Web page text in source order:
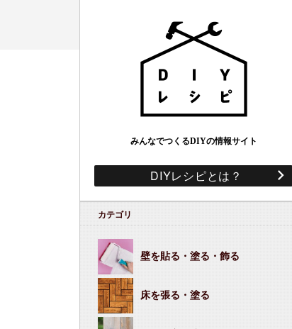
みんなでつくるDIYの情報サイト
DIYレシピとは？
カテゴリ
壁を貼る・塗る・飾る
床を張る・塗る